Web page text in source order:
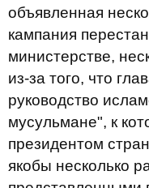
объявленная
кампания
министерстве,
из-за того, что
руководство
мусульмане", к
президентом
якобы несколько